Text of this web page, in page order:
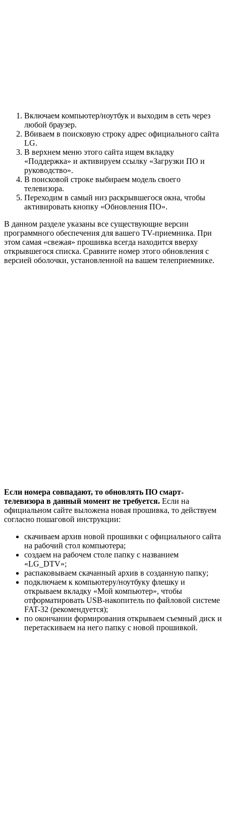
Включаем компьютер/ноутбук и выходим в сеть через
любой браузер.
Вбиваем в поисковую строку адрес официального сайта
LG.
В верхнем меню этого сайта ищем вкладку
«Поддержка» и активируем ссылку «Загрузки ПО и
руководство».
В поисковой строке выбираем модель своего
телевизора.
Переходим в самый низ раскрывшегося окна, чтобы
активировать кнопку «Обновления ПО».
В данном разделе указаны все существующие версии
программного обеспечения для вашего TV-приемника. При
этом самая «свежая» прошивка всегда находится вверху
открывшегося списка. Сравните номер этого обновления с
версией оболочки, установленной на вашем телеприемнике.
Если номера совпадают, то обновлять ПО смарт-
телевизора в данный момент не требуется. Если на
официальном сайте выложена новая прошивка, то действуем
согласно пошаговой инструкции:
скачиваем архив новой прошивки с официального сайта
на рабочий стол компьютера;
создаем на рабочем столе папку с названием
«LG_DTV»;
распаковываем скачанный архив в созданную папку;
подключаем к компьютеру/ноутбуку флешку и
открываем вкладку «Мой компьютер», чтобы
отформатировать USB-накопитель по файловой системе
FAT-32 (рекомендуется);
по окончании формирования открываем съемный диск и
перетаскиваем на него папку с новой прошивкой.